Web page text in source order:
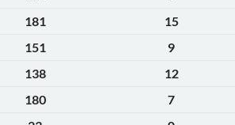
181 15
151 9
138 12
180 7